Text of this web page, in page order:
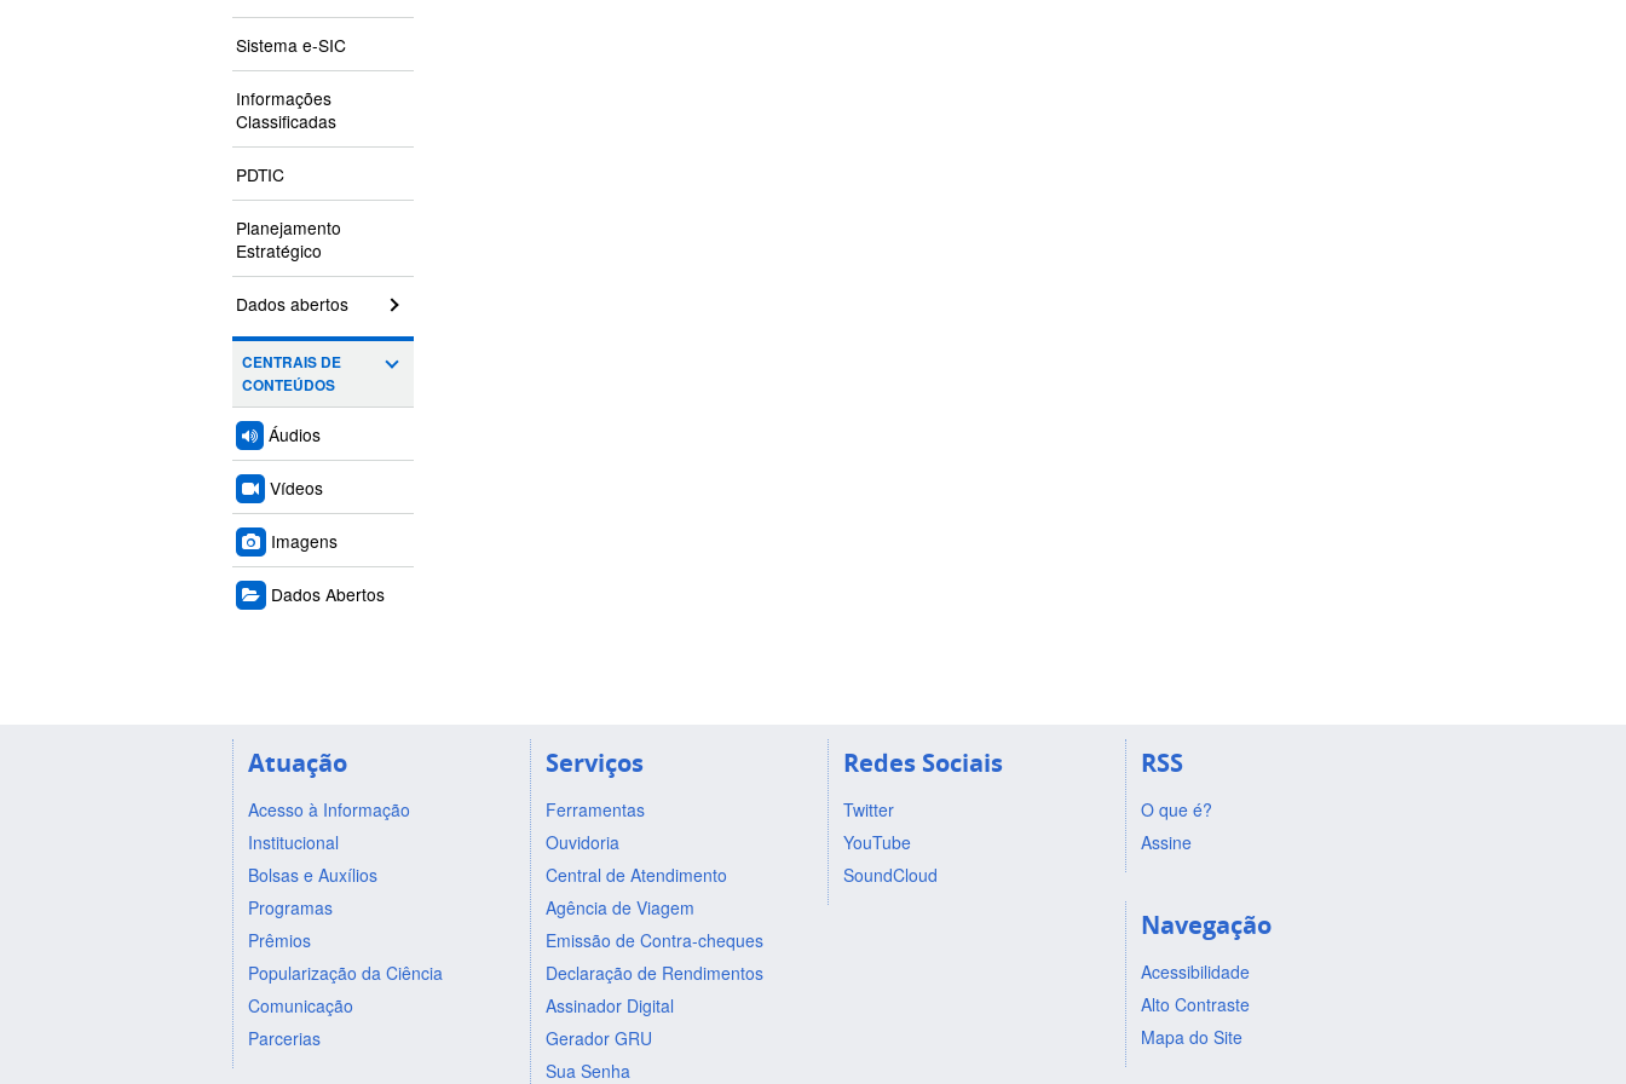
Sistema e-SIC
Informações
Classificadas
PDTIC
Planejamento
Estratégico
Dados abertos
CENTRAIS DE
CONTEÚDOS
Áudios
Vídeos
Imagens
Dados Abertos
Atuação
Acesso à Informação
Institucional
Bolsas e Auxílios
Programas
Prêmios
Popularização da Ciência
Comunicação
Parcerias
Serviços
Ferramentas
Ouvidoria
Central de Atendimento
Agência de Viagem
Emissão de Contra-cheques
Declaração de Rendimentos
Assinador Digital
Gerador GRU
Sua Senha
Redes Sociais
Twitter
YouTube
SoundCloud
RSS
O que é?
Assine
Navegação
Acessibilidade
Alto Contraste
Mapa do Site